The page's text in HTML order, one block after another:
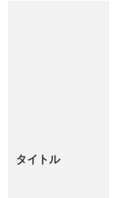
タイトル